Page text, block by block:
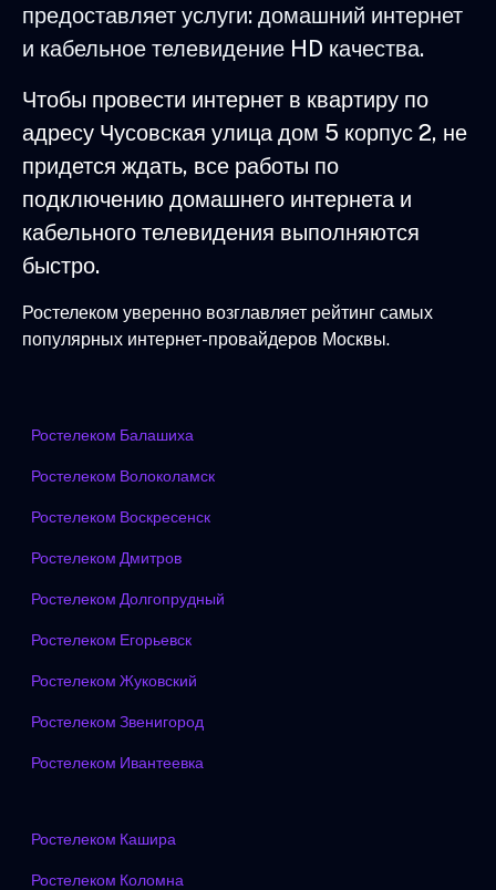
предоставляет услуги: домашний интернет
и кабельное телевидение HD качества.
Чтобы провести интернет в квартиру по
адресу Чусовская улица дом 5 корпус 2, не
придется ждать, все работы по
подключению домашнего интернета и
кабельного телевидения выполняются
быстро.
Ростелеком уверенно возглавляет рейтинг самых
популярных интернет-провайдеров Москвы.
Ростелеком Балашиха
Ростелеком Волоколамск
Ростелеком Воскресенск
Ростелеком Дмитров
Ростелеком Долгопрудный
Ростелеком Егорьевск
Ростелеком Жуковский
Ростелеком Звенигород
Ростелеком Ивантеевка
Ростелеком Кашира
Ростелеком Коломна